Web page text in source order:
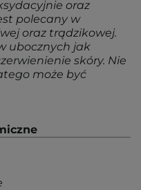
oraz
polecany w
oraz trądzikowej.
ubocznych jak
skóry. Nie
może być